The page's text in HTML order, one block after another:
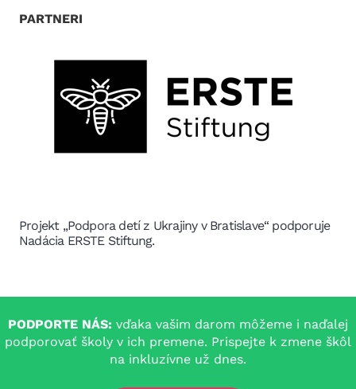
PARTNERI
Podpora a začlenenie tínedžerov z Ukrajiny v Bratislave
„Tento projekt finančne podporil Bratislavský
samosprávny kraj“
PODPORTE NÁS: vďaka vašim darom môžeme i naďalej
podporovať školy v ich premene. Prispejte k zmene škôl
na inkluzívne už dnes.